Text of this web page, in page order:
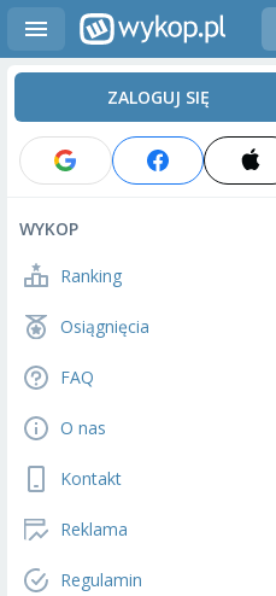
ZALOGUJ SIĘ
WYKOP
Ranking
Osiągnięcia
FAQ
O nas
Kontakt
Reklama
Regulamin